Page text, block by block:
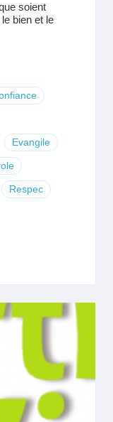
soient
bien et le
Evangile
Respec